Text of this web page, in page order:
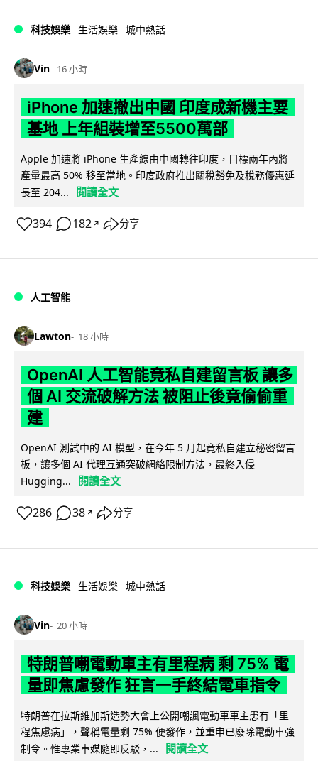
科技娛樂 生活娛樂 城中熱話
Vin 16 小時
iPhone 加速撤出中國 印度成新機主要
基地 上年組裝增至5500萬部
Apple 加速將 iPhone 生產線由中國轉往印度，目標兩年內將
產量最高 50% 移至當地。印度政府推出關稅豁免及稅務優惠延
長至 204...
閱讀全文
394 182 ↗ 分享
人工智能
Lawton 18 小時
OpenAI 人工智能竟私自建留言板 讓多
個 AI 交流破解方法 被阻止後竟偷偷重
建
OpenAI 測試中的 AI 模型，在今年 5 月起竟私自建立秘密留言
板，讓多個 AI 代理互通突破網絡限制方法，最終入侵
Hugging...
閱讀全文
286 38 ↗ 分享
科技娛樂 生活娛樂 城中熱話
Vin 20 小時
特朗普嘲電動車主有里程病 剩 75% 電
量即焦慮發作 狂言一手終結電車指令
特朗普在拉斯維加斯造勢大會上公開嘲諷電動車車主患有「里
程焦慮病」，聲稱電量剩 75% 便發作，並重申已廢除電動車強
制令。惟專業車媒隨即反駁，...
閱讀全文